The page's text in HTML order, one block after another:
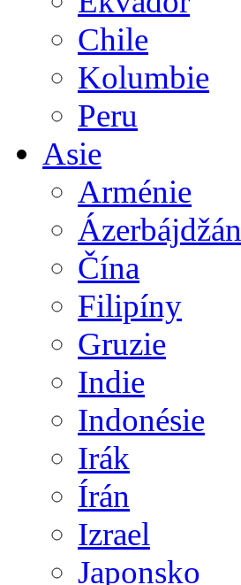
Chile
Kolumbie
Peru
Asie
Arménie
Ázerbájdžán
Čína
Filipíny
Gruzie
Indie
Indonésie
Irák
Írán
Izrael
Japonsko